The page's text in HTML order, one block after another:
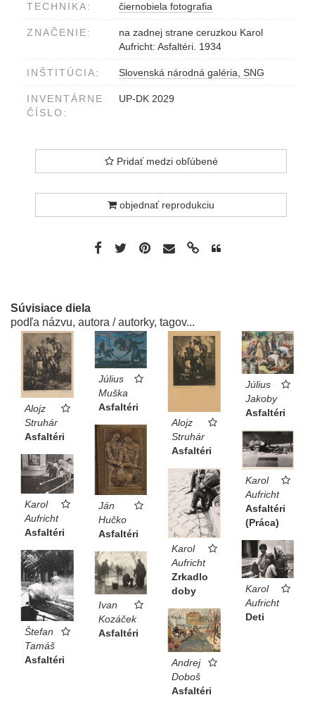
TECHNIKA: čiernobiela fotografia
ZNAČENIE:
na zadnej strane ceruzkou Karol
Aufricht: Asfaltéri. 1934
INŠTITÚCIA: Slovenská národná galéria, SNG
INVENTÁRNE
ČÍSLO:
UP-DK 2029
Pridať medzi obľúbené
objednať reprodukciu
Súvisiace diela
podľa názvu, autora / autorky, tagov...
Alojz
Struhár
Asfaltéri
Július
Muška
Asfaltéri
Alojz
Struhár
Asfaltéri
Július
Jakoby
Asfaltéri
Ján
Hučko
Asfaltéri
Karol
Aufricht
Asfaltéri
(Práca)
Karol
Aufricht
Asfaltéri
Karol
Aufricht
Zrkadlo
doby
Karol
Aufricht
Deti
Štefan
Tamáš
Asfaltéri
Ivan
Kozáček
Asfaltéri
Andrej
Doboš
Asfaltéri